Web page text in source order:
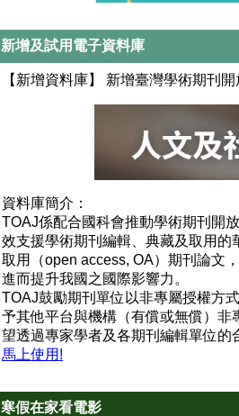
新增及試用電子資料庫
【新增資料庫】 新增臺灣學術期刊
資料庫簡介：
TOAJ係配合國科會推動學術期刊開
效支援學術期刊編輯、典藏及取用
取用（open access, OA）期刊論文
進而提升我國之國際影響力。
TOAJ鼓勵期刊單位以非專屬授權方
予其他平台與機構（有償或無償）
望透過專家學者及各期刊編輯單位
馬上使用!
寒假在家看電影